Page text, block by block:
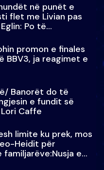
në punët e
flet me Livian pas
Po të
promon e finales
BBV3, ja reagimet e
Banorët do të
e fundit së
Caffe
limite ku prek, mos
Heidit për
e